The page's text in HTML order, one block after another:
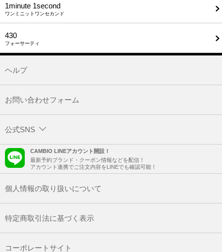
1minute​ 1second
ワンミニットワンセカンド
430
フォーサーティ
ヘルプ
お問い合わせフォーム
公式SNS
CAMBIO LINEアカウント開設！
最新予約ブランド・クーポン情報などを配信！
アカウント連携でご注文内容をLINEでも確認可能！
個人情報の取り扱いについて
特定商取引法に基づく表示
コーポレートサイト